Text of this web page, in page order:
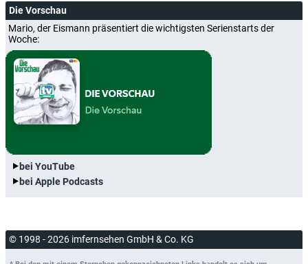
Die Vorschau
Mario, der Eismann präsentiert die wichtigsten Serienstarts der
Woche:
bei YouTube
bei Apple Podcasts
© 1998 - 2026 imfernsehen GmbH & Co. KG